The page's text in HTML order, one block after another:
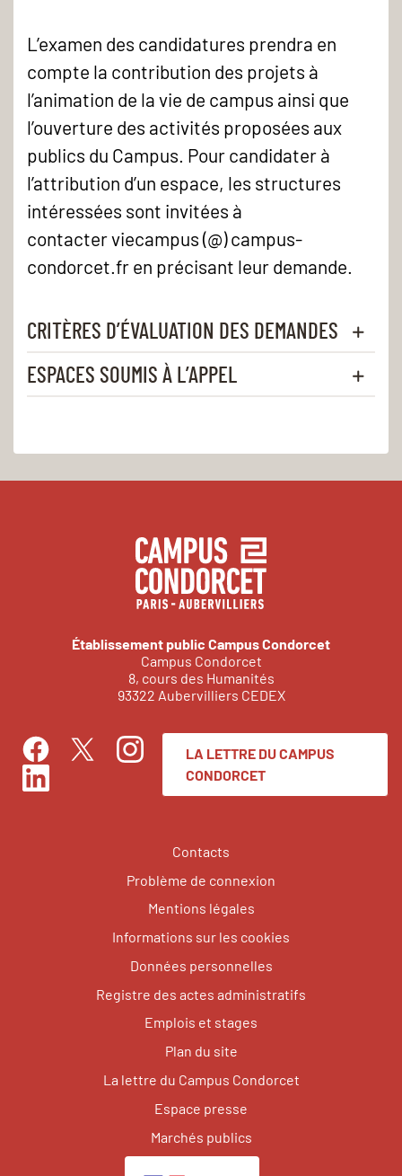
L’examen des candidatures prendra en
compte la contribution des projets à
l’animation de la vie de campus ainsi que
l’ouverture des activités proposées aux
publics du Campus. Pour candidater à
l’attribution d’un espace, les structures
intéressées sont invitées à
contacter viecampus (@) campus-
condorcet.fr en précisant leur demande.
CRITÈRES D’ÉVALUATION DES DEMANDES
ESPACES SOUMIS À L’APPEL
Établissement public Campus Condorcet
Campus Condorcet
8, cours des Humanités
93322 Aubervilliers CEDEX
FacebookTwitterInstagram
LinkedIn
LA LETTRE DU CAMPUS
CONDORCET
Contacts
Problème de connexion
Mentions légales
Informations sur les cookies
Données personnelles
Registre des actes administratifs
Emplois et stages
Plan du site
La lettre du Campus Condorcet
Espace presse
Marchés publics